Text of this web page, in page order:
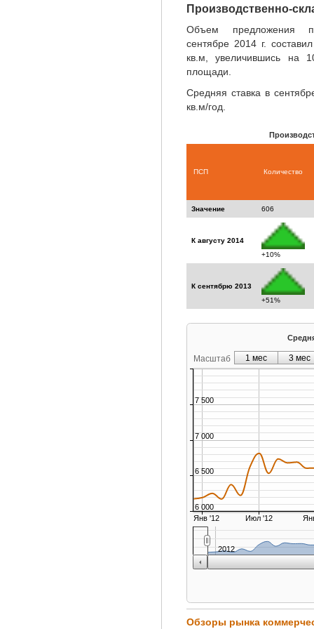
Производственно-
Объем предложения
сентябре 2014 г.
кв.м, увеличившись на
площади.
Средняя ставка в
кв.м/год.
ПСП Количество
Значение 606
К августу 2014
+10%
К сентябрю 2013
+51%
Масштаб
Янв '12 Июл '12
6 000
6 500
7 000
7 500
2012
1 мес 3 мес
Обзоры рынка